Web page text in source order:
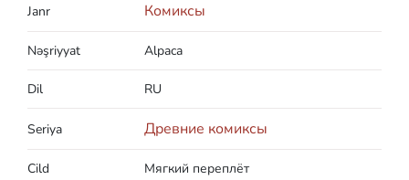
Janr Комиксы
Nəşriyyat Alpaca
Dil RU
Seriya Древние комиксы
Cild Мягкий переплёт